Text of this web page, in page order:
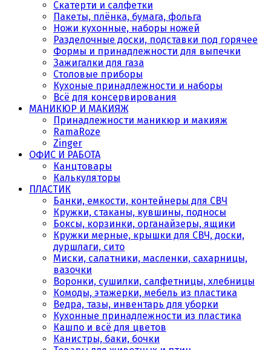
Скатерти и салфетки
Пакеты, плёнка, бумага, фольга
Ножи кухонные, наборы ножей
Разделочные доски, подставки под горячее
Формы и принадлежности для выпечки
Зажигалки для газа
Столовые приборы
Кухоные принадлежности и наборы
Всё для консервирования
МАНИКЮР И МАКИЯЖ
Принадлежности маникюр и макияж
RamaRoze
Zinger
ОФИС И РАБОТА
Канцтовары
Калькуляторы
ПЛАСТИК
Банки, емкости, контейнеры для СВЧ
Кружки, стаканы, кувшины, подносы
Боксы, корзинки, органайзеры, ящики
Кружки мерные, крышки для СВЧ, доски,
дуршлаги, сито
Миски, салатники, масленки, сахарницы,
вазочки
Воронки, сушилки, салфетницы, хлебницы
Комоды, этажерки, мебель из пластика
Ведра, тазы, инвентарь для уборки
Кухонные принадлежности из пластика
Кашпо и всё для цветов
Канистры, баки, бочки